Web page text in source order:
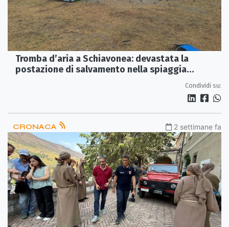
Tromba d’aria a Schiavonea: devastata la
postazione di salvamento nella spiaggia
Condividi su:
CRONACA 2 settimane fa